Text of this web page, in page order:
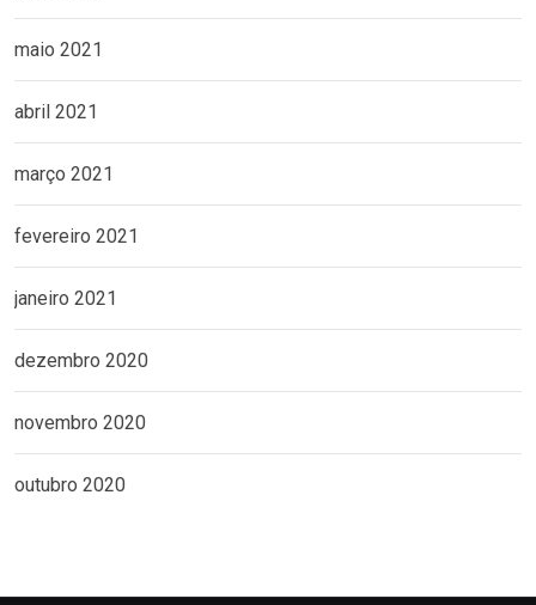
maio 2021
abril 2021
março 2021
fevereiro 2021
janeiro 2021
dezembro 2020
novembro 2020
outubro 2020